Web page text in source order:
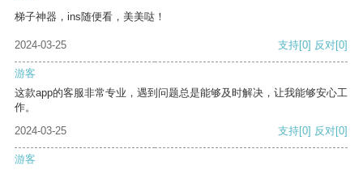
梯子神器，ins随便看，美美哒！
2024-03-25 支持[0] 反对[0]
游客
这款app的客服非常专业，遇到问题总是能够及时解决，让我能够安心工
作。
2024-03-25
支持[0] 反对[0]
游客